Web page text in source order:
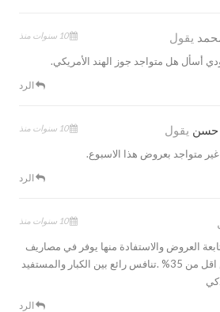
يقول 10 سنوات منذ
أسأل هل متواجد جوز الهند الأمريكي.
الرد
حسن يقول 10 سنوات منذ
متواجد بعروض هذا الاسبوع.
الرد
10 سنوات منذ
العروض والاستفادة منها يوفر في مصاريف
الاسرة .ليس اقل من 35% .تنافس رائع بين الكبار والمستفيد
الرد